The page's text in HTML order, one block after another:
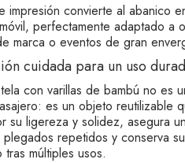
impresión convierte al abanico
perfectamente adaptado a
marca o eventos de gran
cuidada para un uso
con varillas de bambú no es
es un objeto reutilizable
su ligereza y solidez, asegura
repetidos y conserva
múltiples usos.